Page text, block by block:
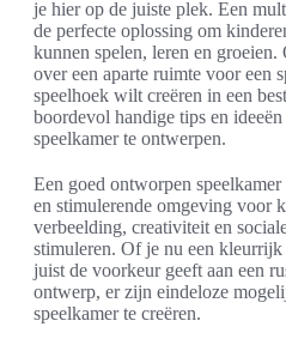
je hier op de juiste plek. Een
de perfecte oplossing om
kunnen spelen, leren en
over een aparte ruimte voor een
speelhoek wilt creëren in een
boordevol handige tips en
speelkamer te ontwerpen.
Een goed ontworpen
en stimulerende omgeving voor
verbeelding, creativiteit en
stimuleren. Of je nu een
juist de voorkeur geeft aan een
ontwerp, er zijn eindeloze
speelkamer te creëren.